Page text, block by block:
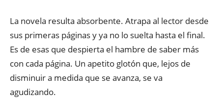
La novela resulta absorbente. Atrapa al lector desde
sus primeras páginas y ya no lo suelta hasta el final.
Es de esas que despierta el hambre de saber más
con cada página. Un apetito glotón que, lejos de
disminuir a medida que se avanza, se va
agudizando.